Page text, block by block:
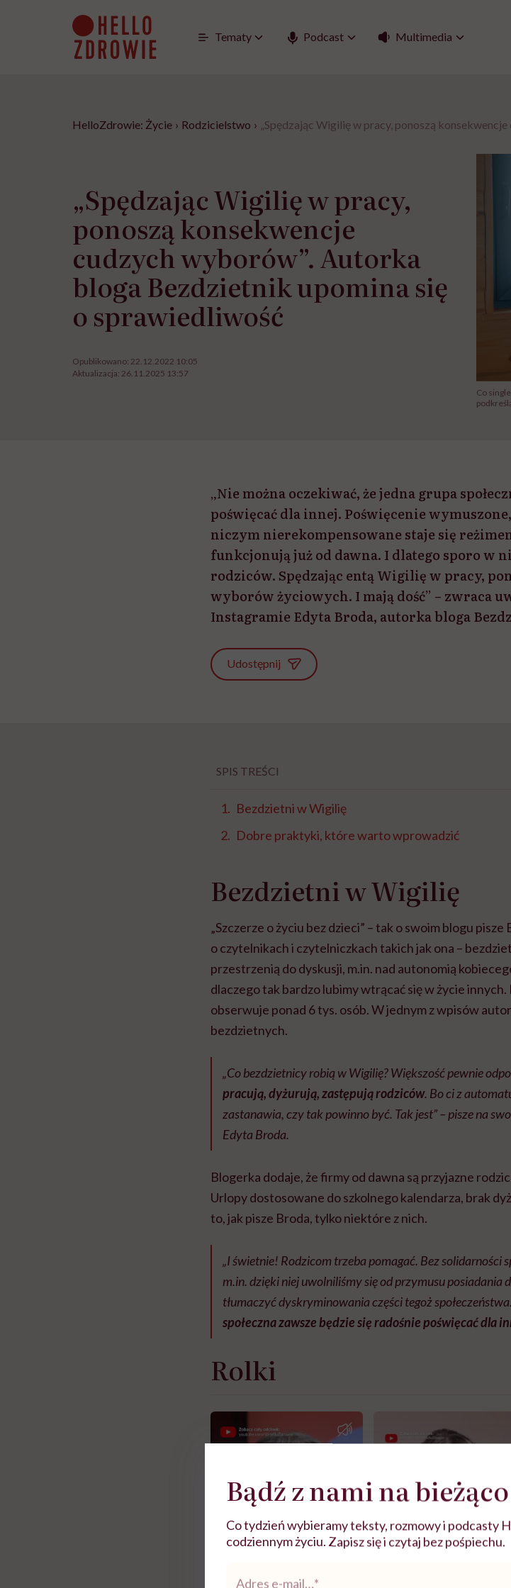
Tematy Podcast Multimedia
HelloZdrowie: Życie › Rodzicielstwo › „Spędzając Wigilię w pracy, ponoszą
„Spędzając Wigilię w pracy,
ponoszą konsekwencje
cudzych wyborów”. Autorka
bloga Bezdzietnik upomina się
o sprawiedliwość
Opublikowano: 22.12.2022 10:05
Aktualizacja: 26.11.2025 13:57
Co
„Nie można oczekiwać, że jedna grupa
poświęcać dla innej. Poświęcenie
niczym nierekompensowane staje się
funkcjonują już od dawna. I dlatego sporo w
rodziców. Spędzając entą Wigilię w pracy,
wyborów życiowych. I mają dość” – zwraca
Instagramie Edyta Broda, autorka bloga
Udostępnij
SPIS TREŚCI
Bezdzietni w Wigilię
Dobre praktyki, które warto wprowadzić
Bezdzietni w Wigilię
„Szczerze o życiu bez dzieci” – tak o swoim blogu
o czytelnikach i czytelniczkach takich jak ona –
przestrzenią do dyskusji, m.in. nad autonomią
dlaczego tak bardzo lubimy wtrącać się w życie
obserwuje ponad 6 tys. osób. W jednym z wpisów
bezdzietnych.
„Co bezdzietnicy robią w Wigilię? Większość pewnie
pracują, dyżurują, zastępują rodziców. Bo ci z
zastanawia, czy tak powinno być. Tak jest” – pisze na
Edyta Broda.
Blogerka dodaje, że firmy od dawna są przyjazne
Urlopy dostosowane do szkolnego kalendarza, brak
to, jak pisze Broda, tylko niektóre z nich.
„I świetnie! Rodzicom trzeba pomagać. Bez solidarności
m.in. dzięki niej uwolniliśmy się od przymusu posiadania
tłumaczyć dyskryminowania części tegoż
społeczna zawsze będzie się radośnie poświęcać dla
Rolki
Bądź z nami na bieżąco
Co tydzień wybieramy teksty, rozmowy i podcasty
codziennym życiu. Zapisz się i czytaj bez pośpiechu.